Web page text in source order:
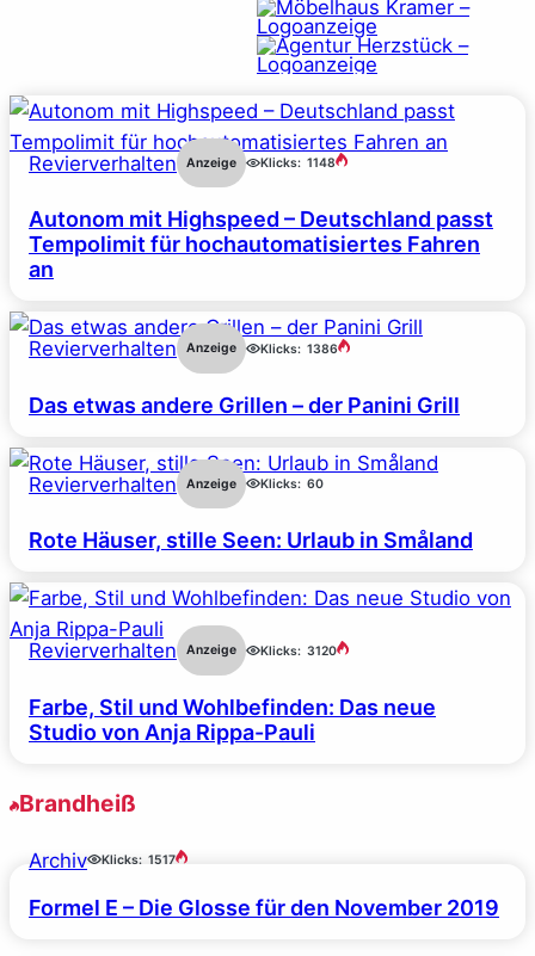
Revierverhalten Anzeige Klicks: 1148
Autonom mit Highspeed – Deutschland passt
Tempolimit für hochautomatisiertes Fahren
an
Revierverhalten Anzeige Klicks: 1386
Das etwas andere Grillen – der Panini Grill
Revierverhalten Anzeige Klicks: 60
Rote Häuser, stille Seen: Urlaub in Småland
Revierverhalten Anzeige Klicks: 3120
Farbe, Stil und Wohlbefinden: Das neue
Studio von Anja Rippa-Pauli
Brandheiß
Archiv Klicks: 1517
Formel E – Die Glosse für den November 2019